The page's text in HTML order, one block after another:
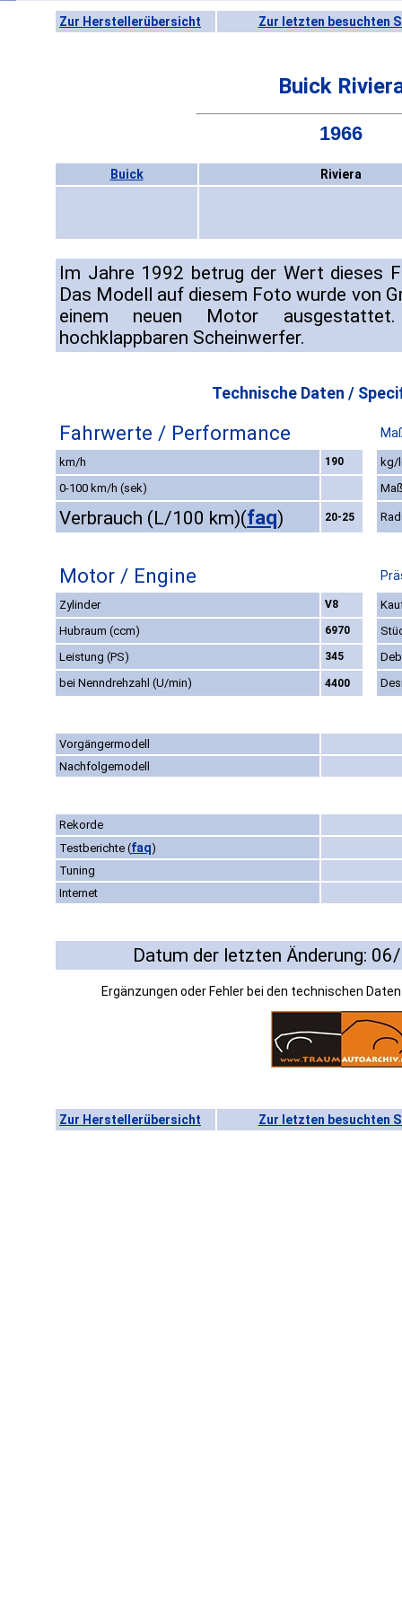
Zur Herstellerübersicht Zur letzten besuchten
Buick
1966
Buick Riviera
Im Jahre 1992 betrug der Wert dieses
Das Modell auf diesem Foto wurde von
einem neuen Motor
hochklappbaren Scheinwerfer.
Technische Daten /
Fahrwerte / Performance
km/h 190
kg/
0-100 km/h (sek)
Verbrauch (L/100 km)(faq) 20-25
Motor / Engine
Zylinder V8
Hubraum (ccm)
6970
Leistung (PS)
345
bei Nenndrehzahl (U/min)
4400
Vorgängermodell
Nachfolgemodell
Rekorde
Testberichte (faq)
Tuning
Internet
Datum der letzten Änderung:
Ergänzungen oder Fehler bei den technischen
Zur Herstellerübersicht Zur letzten besuchten